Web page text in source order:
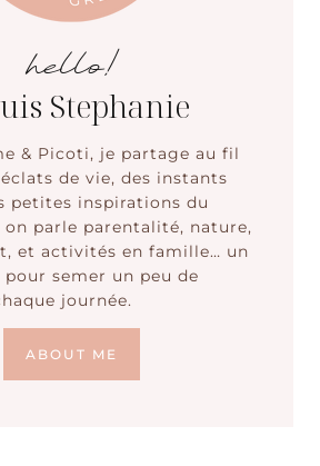
hello!
Stephanie
& Picoti, je partage au fil
de vie, des instants
petites inspirations du
parle parentalité, nature,
et activités en famille… un
pour semer un peu de
journée.
ABOUT ME